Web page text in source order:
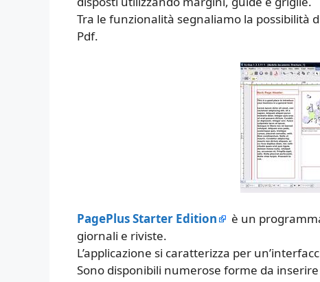
Tra le funzionalità segnaliamo la possibilità
Pdf.
PagePlus Starter Edition
è un
giornali e riviste.
L’applicazione si caratterizza per
Sono disponibili numerose forme da